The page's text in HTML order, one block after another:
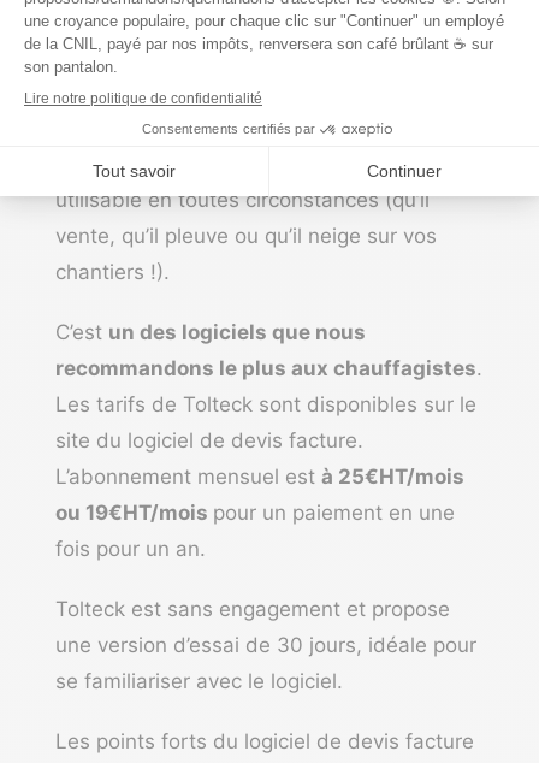
Le mode hors-ligne ;
La bibliothèque d’ouvrages ;
La simplicité d’utilisation.
Le logiciel est pensé pour être facilement
utilisable en toutes circonstances (qu’il
vente, qu’il pleuve ou qu’il neige sur vos
chantiers !).
C’est un des logiciels que nous
recommandons le plus aux chauffagistes.
Les tarifs de Tolteck sont disponibles sur le
site du logiciel de devis facture.
L’abonnement mensuel est à 25€HT/mois
ou 19€HT/mois pour un paiement en une
fois pour un an.
Tolteck est sans engagement et propose
une version d’essai de 30 jours, idéale pour
se familiariser avec le logiciel.
Les points forts du logiciel de devis facture